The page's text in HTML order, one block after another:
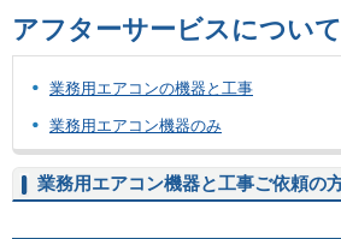
アフターサービスについて
業務用エアコンの機器と工事
業務用エアコン機器のみ
業務用エアコン機器と工事ご依頼の